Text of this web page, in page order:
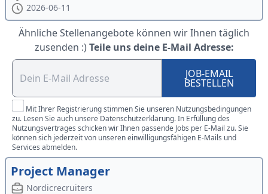
2026-06-11
Ähnliche Stellenangebote können wir Ihnen täglich
zusenden :) Teile uns deine E-Mail Adresse:
JOB-EMAIL
BESTELLEN
Mit Ihrer Registrierung stimmen Sie unseren Nutzungsbedingungen
zu. Lesen Sie auch unsere Datenschutzerklärung. In Erfüllung des
Nutzungsvertrages schicken wir Ihnen passende Jobs per E-Mail zu. Sie
können sich jederzeit von unseren einwilligungsfähigen E-Mails und
Services abmelden.
Project Manager
Nordicrecruiters